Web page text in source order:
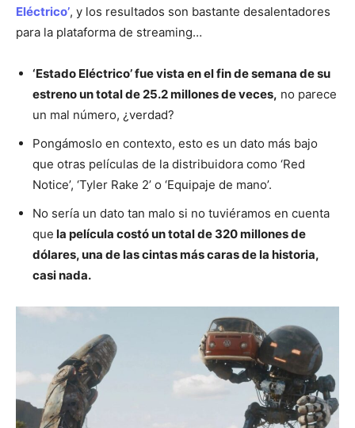
Eléctrico’, y los resultados son bastante desalentadores
para la plataforma de streaming…
‘Estado Eléctrico’ fue vista en el fin de semana de su
estreno un total de 25.2 millones de veces, no parece
un mal número, ¿verdad?
Pongámoslo en contexto, esto es un dato más bajo
que otras películas de la distribuidora como ‘Red
Notice’, ‘Tyler Rake 2’ o ‘Equipaje de mano’.
No sería un dato tan malo si no tuviéramos en cuenta
que la película costó un total de 320 millones de
dólares, una de las cintas más caras de la historia,
casi nada.